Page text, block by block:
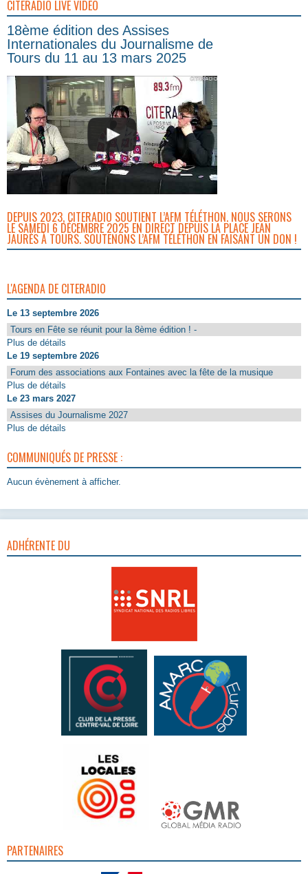
CITERADIO LIVE VIDEO
18ème édition des Assises
Internationales du Journalisme de
Tours du 11 au 13 mars 2025
DEPUIS 2023, CITERADIO SOUTIENT L’AFM TÉLÉTHON. NOUS SERONS
LE SAMEDI 6 DÉCEMBRE 2025 EN DIRECT DEPUIS LA PLACE JEAN
JAURÈS À TOURS. SOUTENONS L’AFM TÉLÉTHON EN FAISANT UN DON !
L'AGENDA DE CITERADIO
Le 13 septembre 2026
Tours en Fête se réunit pour la 8ème édition ! -
Plus de détails
Le 19 septembre 2026
Forum des associations aux Fontaines avec la fête de la musique
Plus de détails
Le 23 mars 2027
Assises du Journalisme 2027
Plus de détails
COMMUNIQUÉS DE PRESSE :
Aucun évènement à afficher.
ADHÉRENTE DU
PARTENAIRES